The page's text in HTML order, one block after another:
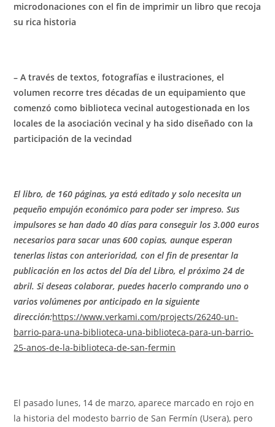
microdonaciones con el fin de imprimir un libro que recoja
su rica historia
– A través de textos, fotografías e ilustraciones, el
volumen recorre tres décadas de un equipamiento que
comenzó como biblioteca vecinal autogestionada en los
locales de la asociación vecinal y ha sido diseñado con la
participación de la vecindad
El libro, de 160 páginas, ya está editado y solo necesita un
pequeño empujón económico para poder ser impreso. Sus
impulsores se han dado 40 días para conseguir los 3.000 euros
necesarios para sacar unas 600 copias, aunque esperan
tenerlas listas con anterioridad, con el fin de presentar la
publicación en los actos del Día del Libro, el próximo 24 de
abril. Si deseas colaborar, puedes hacerlo comprando uno o
varios volúmenes por anticipado en la siguiente
dirección:https://www.verkami.com/projects/26240-un-
barrio-para-una-biblioteca-una-biblioteca-para-un-barrio-
25-anos-de-la-biblioteca-de-san-fermin
El pasado lunes, 14 de marzo, aparece marcado en rojo en
la historia del modesto barrio de San Fermín (Usera), pero